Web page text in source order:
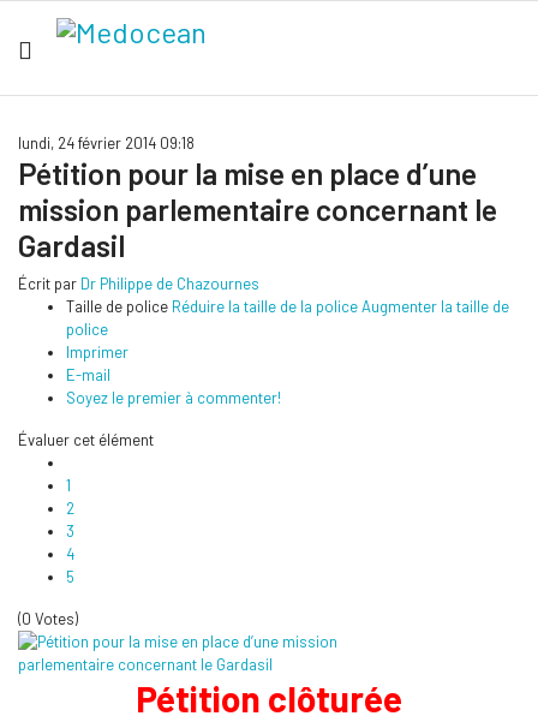
lundi, 24 février 2014 09:18
Pétition pour la mise en place d’une
mission parlementaire concernant le
Gardasil
Écrit par Dr Philippe de Chazournes
Taille de police Réduire la taille de la policeAugmenter la taille de
police
Imprimer
E-mail
Soyez le premier à commenter!
Évaluer cet élément
1
2
3
4
5
(0 Votes)
Pétition clôturée